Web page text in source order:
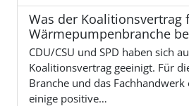
Was der Koalitionsvertrag
Wärmepumpenbranche
CDU/CSU und SPD haben sich
Koalitionsvertrag geeinigt. Für
Branche und das
einige positive…